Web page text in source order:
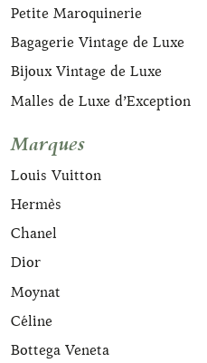
Petite Maroquinerie
Bagagerie Vintage de Luxe
Bijoux Vintage de Luxe
Malles de Luxe d’Exception
Marques
Louis Vuitton
Hermès
Chanel
Dior
Moynat
Céline
Bottega Veneta